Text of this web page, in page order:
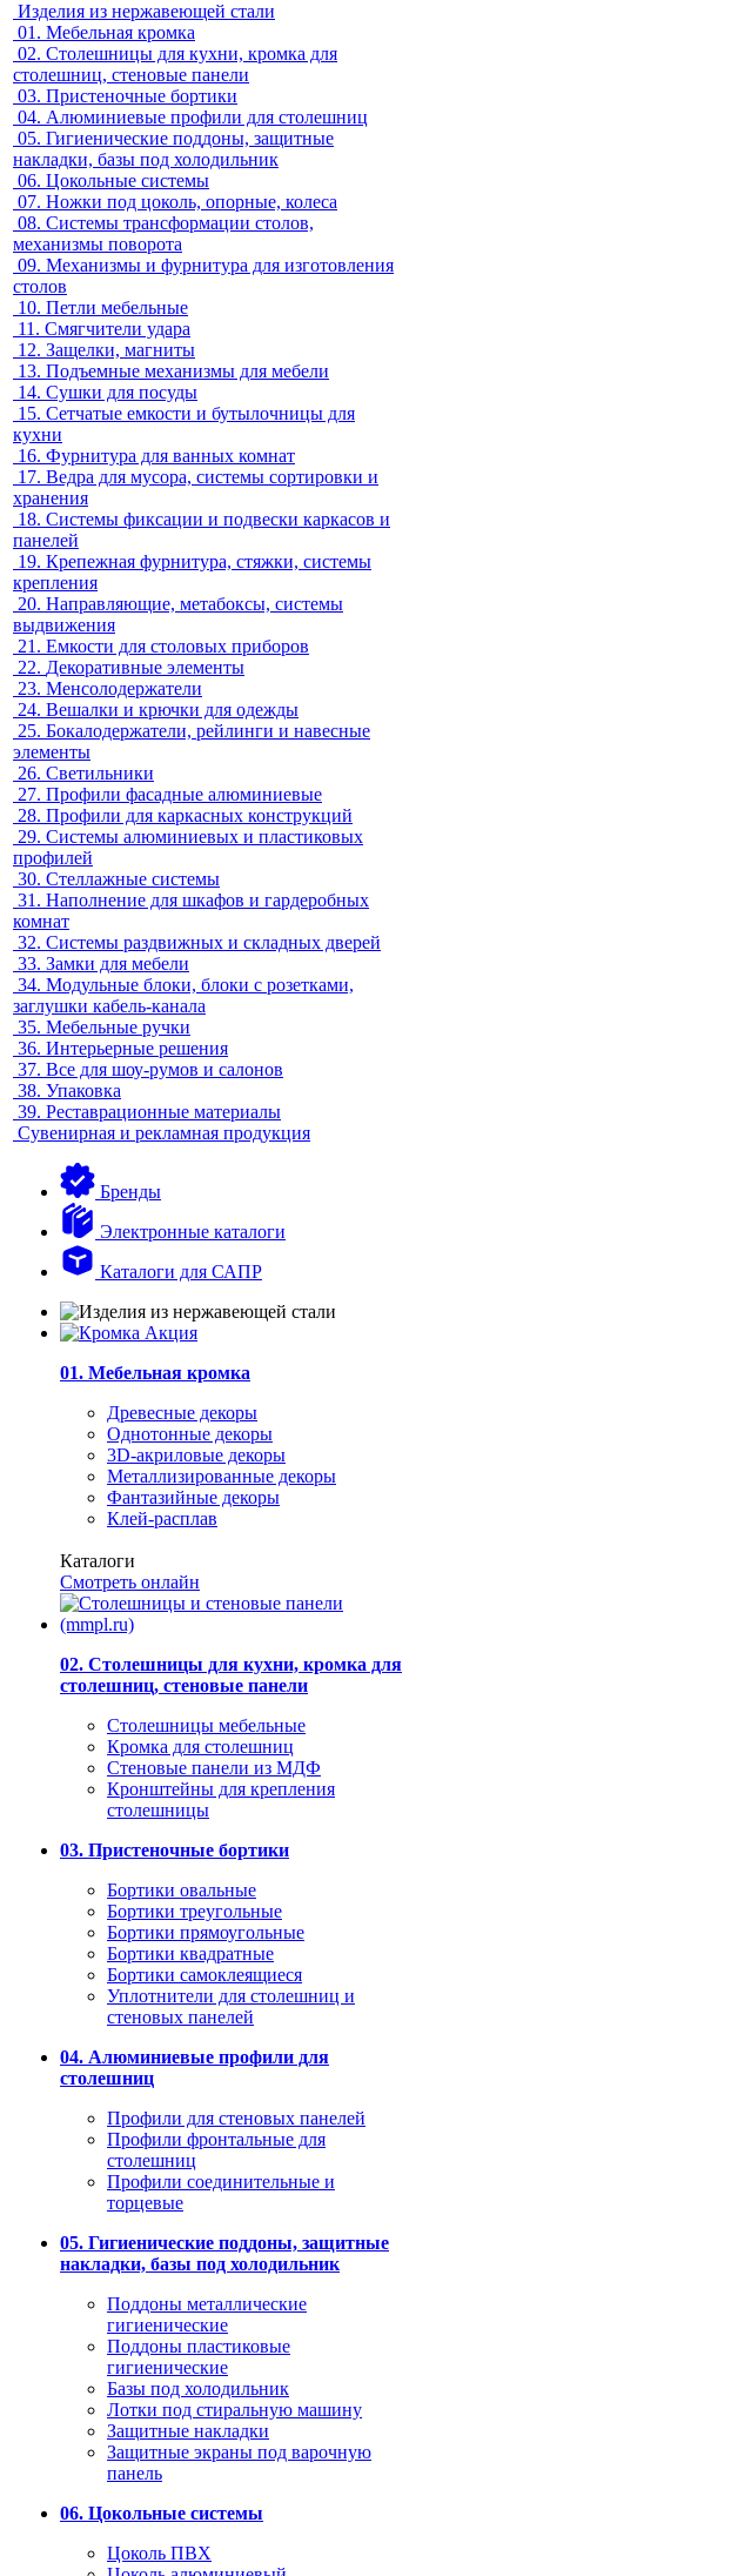
Изделия из нержавеющей стали
01. Мебельная кромка
02. Столешницы для кухни, кромка для
столешниц, стеновые панели
03. Пристеночные бортики
04. Алюминиевые профили для столешниц
05. Гигиенические поддоны, защитные
накладки, базы под холодильник
06. Цокольные системы
07. Ножки под цоколь, опорные, колеса
08. Системы трансформации столов,
механизмы поворота
09. Механизмы и фурнитура для изготовления
столов
10. Петли мебельные
11. Смягчители удара
12. Защелки, магниты
13. Подъемные механизмы для мебели
14. Сушки для посуды
15. Сетчатые емкости и бутылочницы для
кухни
16. Фурнитура для ванных комнат
17. Ведра для мусора, системы сортировки и
хранения
18. Системы фиксации и подвески каркасов и
панелей
19. Крепежная фурнитура, стяжки, системы
крепления
20. Направляющие, метабоксы, системы
выдвижения
21. Емкости для столовых приборов
22. Декоративные элементы
23. Менсолодержатели
24. Вешалки и крючки для одежды
25. Бокалодержатели, рейлинги и навесные
элементы
26. Светильники
27. Профили фасадные алюминиевые
28. Профили для каркасных конструкций
29. Системы алюминиевых и пластиковых
профилей
30. Стеллажные системы
31. Наполнение для шкафов и гардеробных
комнат
32. Системы раздвижных и складных дверей
33. Замки для мебели
34. Модульные блоки, блоки с розетками,
заглушки кабель-канала
35. Мебельные ручки
36. Интерьерные решения
37. Все для шоу-румов и салонов
38. Упаковка
39. Реставрационные материалы
Сувенирная и рекламная продукция
Бренды
Электронные каталоги
Каталоги для САПР
01. Мебельная кромка
Древесные декоры
Однотонные декоры
3D-акриловые декоры
Металлизированные декоры
Фантазийные декоры
Клей-расплав
Каталоги
Смотреть онлайн
02. Столешницы для кухни, кромка для
столешниц, стеновые панели
Столешницы мебельные
Кромка для столешниц
Стеновые панели из МДФ
Кронштейны для крепления
столешницы
03. Пристеночные бортики
Бортики овальные
Бортики треугольные
Бортики прямоугольные
Бортики квадратные
Бортики самоклеящиеся
Уплотнители для столешниц и
стеновых панелей
04. Алюминиевые профили для
столешниц
Профили для стеновых панелей
Профили фронтальные для
столешниц
Профили соединительные и
торцевые
05. Гигиенические поддоны, защитные
накладки, базы под холодильник
Поддоны металлические
гигиенические
Поддоны пластиковые
гигиенические
Базы под холодильник
Лотки под стиральную машину
Защитные накладки
Защитные экраны под варочную
панель
06. Цокольные системы
Цоколь ПВХ